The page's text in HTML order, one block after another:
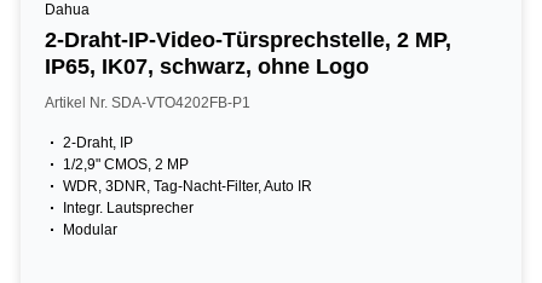
Dahua
2-Draht-IP-Video-Türsprechstelle, 2 MP,
IP65, IK07, schwarz, ohne Logo
Artikel Nr. SDA-VTO4202FB-P1
2-Draht, IP
1/2,9" CMOS, 2 MP
WDR, 3DNR, Tag-Nacht-Filter, Auto IR
Integr. Lautsprecher
Modular